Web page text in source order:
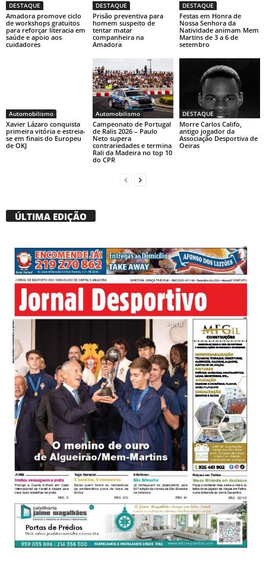
DESTAQUE
Amadora promove ciclo
de workshops gratuitos
para reforçar literacia em
saúde e apoio aos
cuidadores
DESTAQUE
Prisão preventiva para
homem suspeito de
tentar matar
companheira na
Amadora
DESTAQUE
Festas em Honra de
Nossa Senhora da
Natividade animam Mem
Martins de 3 a 6 de
setembro
Automobilismo
Xavier Lázaro conquista
primeira vitória e estreia-
se em finais do Europeu
de OKJ
Automobilismo
Campeonato de Portugal
de Ralis 2026 – Paulo
Neto supera
contrariedades e termina
Rali da Madeira no top 10
do CPR
DESTAQUE
Morre Carlos Califo,
antigo jogador da
Associação Desportiva de
Oeiras
ÚLTIMA EDIÇÃO